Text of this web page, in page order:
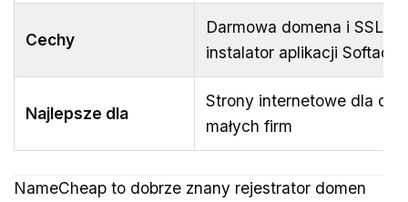
Cechy
Darmowa domena i SSL,
instalator aplikacji
Najlepsze dla
Strony internetowe dla
małych firm
NameCheap to dobrze znany rejestrator domen